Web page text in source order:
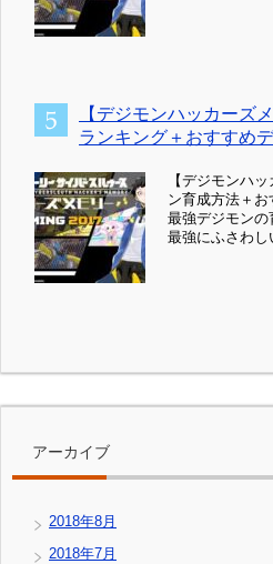
【デジモンハッカーズ
ランキング＋おすすめ
【デジモンハ
ン育成方法＋
最強デジモン
最強にふさわし
アーカイブ
2018年8月
2018年7月